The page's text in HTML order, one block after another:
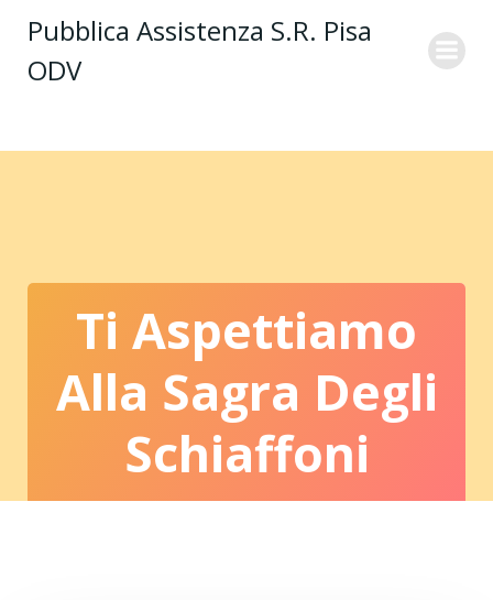
al
Pubblica Assistenza S.R. Pisa
ODV
Ti Aspettiamo
Alla Sagra Degli
Schiaffoni